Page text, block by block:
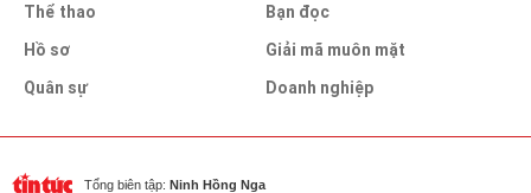
Thể thao
Hồ sơ
Quân sự
Bạn đọc
Giải mã muôn mặt
Doanh nghiệp
Tổng biên tập: Ninh Hồng Nga